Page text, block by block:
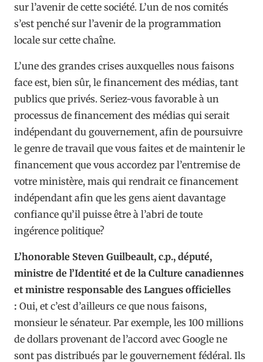
sur l’avenir de cette société. L’un de nos comités
s’est penché sur l’avenir de la programmation
locale sur cette chaîne.
L’une des grandes crises auxquelles nous faisons
face est, bien sûr, le financement des médias, tant
publics que privés. Seriez-vous favorable à un
processus de financement des médias qui serait
indépendant du gouvernement, afin de poursuivre
le genre de travail que vous faites et de maintenir le
financement que vous accordez par l’entremise de
votre ministère, mais qui rendrait ce financement
indépendant afin que les gens aient davantage
confiance qu’il puisse être à l’abri de toute
ingérence politique?
L’honorable Steven Guilbeault, c.p., député,
ministre de l’Identité et de la Culture canadiennes
et ministre responsable des Langues officielles
: Oui, et c’est d’ailleurs ce que nous faisons,
monsieur le sénateur. Par exemple, les 100 millions
de dollars provenant de l’accord avec Google ne
sont pas distribués par le gouvernement fédéral. Ils